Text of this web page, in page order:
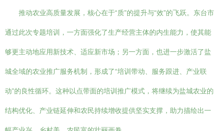
推动农业高质量发展，核心在于“质”的提升与“效”的飞跃。东台市
通过此次专题培训，一方面强化了生产经营主体的内生能力，使其能
够更主动地应用新技术、适应新市场；另一方面，也进一步激活了盐
城全域的农业推广服务机制，形成了“培训带动、服务跟进、产业联
动”的良性循环。这种以点带面的培训推广模式，将继续为盐城农业的
结构优化、产业链延伸和农民持续增收提供坚实支撑，助力描绘出一